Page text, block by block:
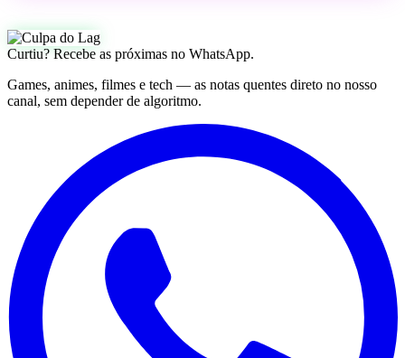
Curtiu? Recebe as próximas no WhatsApp.
Games, animes, filmes e tech — as notas quentes direto no nosso
canal, sem depender de algoritmo.